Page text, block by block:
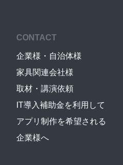
CONTACT
企業様・自治体様
家具関連会社様
取材・講演依頼
IT導入補助金を利用して
アプリ制作を希望される
企業様へ